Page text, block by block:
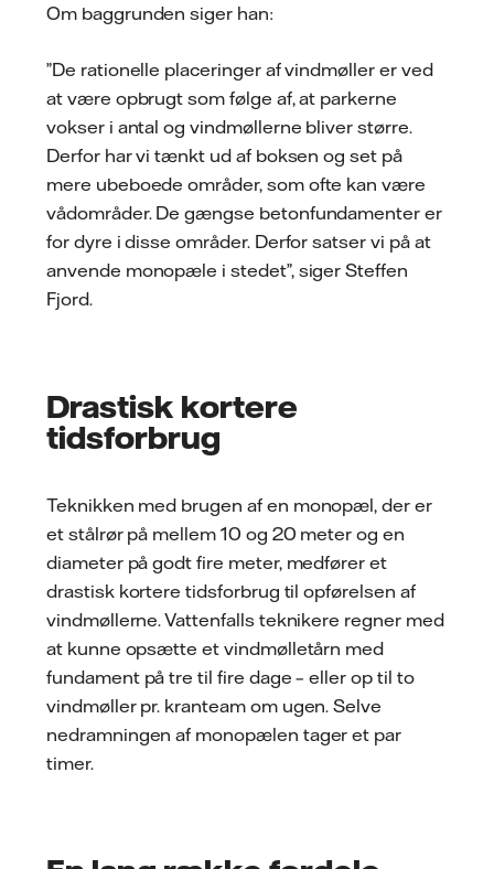
Om baggrunden siger han:
”De rationelle placeringer af vindmøller er ved
at være opbrugt som følge af, at parkerne
vokser i antal og vindmøllerne bliver større.
Derfor har vi tænkt ud af boksen og set på
mere ubeboede områder, som ofte kan være
vådområder. De gængse betonfundamenter er
for dyre i disse områder. Derfor satser vi på at
anvende monopæle i stedet”, siger Steffen
Fjord.
Drastisk kortere
tidsforbrug
Teknikken med brugen af en monopæl, der er
et stålrør på mellem 10 og 20 meter og en
diameter på godt fire meter, medfører et
drastisk kortere tidsforbrug til opførelsen af
vindmøllerne. Vattenfalls teknikere regner med
at kunne opsætte et vindmølletårn med
fundament på tre til fire dage – eller op til to
vindmøller pr. kranteam om ugen. Selve
nedramningen af monopælen tager et par
timer.